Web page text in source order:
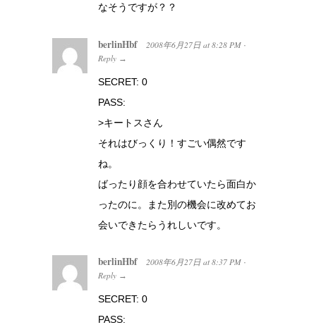
なそうですが？？
berlinHbf 2008年6月27日 at 8:28 PM ·
Reply →
SECRET: 0
PASS:
>キートスさん
それはびっくり！すごい偶然です
ね。
ばったり顔を合わせていたら面白か
ったのに。また別の機会に改めてお
会いできたらうれしいです。
berlinHbf 2008年6月27日 at 8:37 PM ·
Reply →
SECRET: 0
PASS: